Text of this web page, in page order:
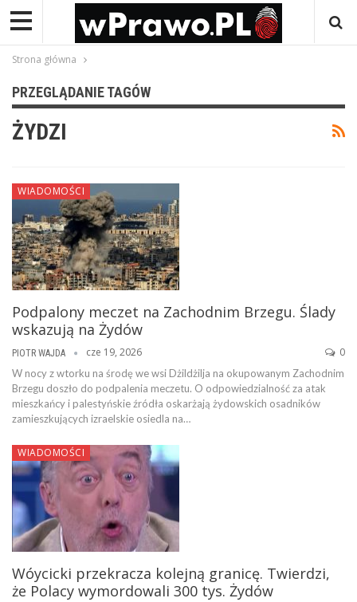
Strona główna
PRZEGLĄDANIE TAGÓW
ŻYDZI
WIADOMOŚCI
Podpalony meczet na Zachodnim Brzegu. Ślady
wskazują na Żydów
PIOTR WAJDA cze 19, 2026 0
W nocy z wtorku na środę we wsi Dżildżilja na okupowanym Zachodnim
Brzegu doszło do podpalenia meczetu. O odpowiedzialność za atak
mieszkańcy i palestyńskie źródła oskarżają żydowskich osadników
zamieszkujących izraelskie osiedla na…
WIADOMOŚCI
Wóycicki przekracza kolejną granicę. Twierdzi,
że Polacy wymordowali 300 tys. Żydów